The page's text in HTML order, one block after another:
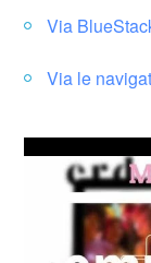
Via
Via le